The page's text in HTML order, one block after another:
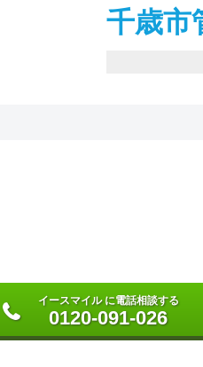
千歳市
イースマイル に電話相談する
0120-091-026